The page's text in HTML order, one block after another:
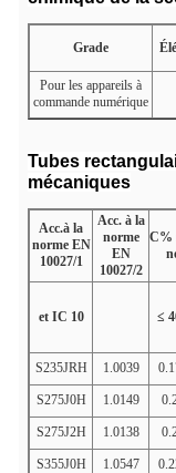
Grade
Pour les appareils à
commande numérique
Tubes
mécaniques
Acc.à la
norme EN
10027/1
Acc. à la
norme
EN
10027/2
C%
et IC 10
≤
S235JRH 1.0039
S275J0H 1.0149
S275J2H 1.0138
S355J0H 1.0547